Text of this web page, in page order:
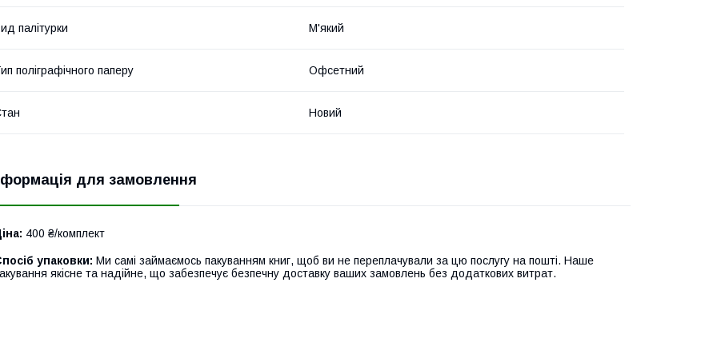
палітурки М'який
поліграфічного паперу Офсетний
Новий
для замовлення
400 ₴/комплект
упаковки: Ми самі займаємось пакуванням книг, щоб ви не переплачували за цю послугу на пошті. Наше
якісне та надійне, що забезпечує безпечну доставку ваших замовлень без додаткових витрат.